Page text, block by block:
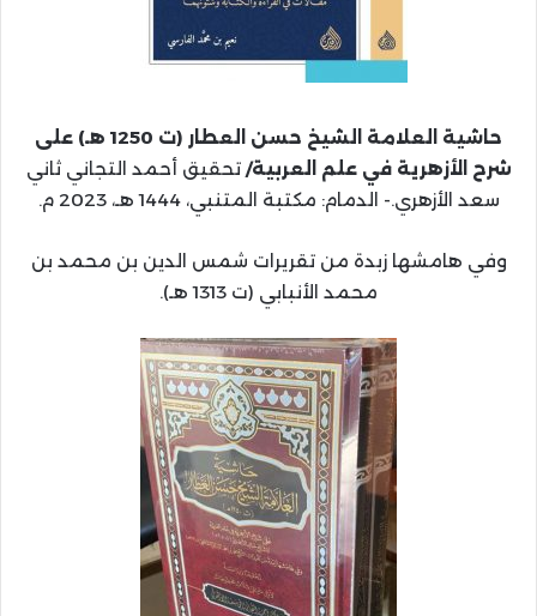
حاشية العلامة الشيخ حسن العطار (ت 1250 هـ) على
شرح الأزهرية في علم العربية/تحقيق أحمد التجاني ثاني
سعد الأزهري.- الدمام: مكتبة المتنبي، 1444 هـ، 2023 م.
وفي هامشها زبدة من تقريرات شمس الدين بن محمد بن
محمد الأنبابي (ت 1313 هـ).